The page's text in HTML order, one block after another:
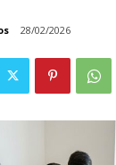
28/02/2026